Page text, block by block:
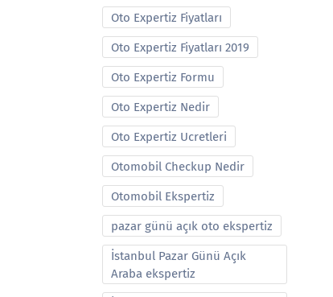
Oto Expertiz Fiyatları
Oto Expertiz Fiyatları 2019
Oto Expertiz Formu
Oto Expertiz Nedir
Oto Expertiz Ucretleri
Otomobil Checkup Nedir
Otomobil Ekspertiz
pazar günü açık oto ekspertiz
İstanbul Pazar Günü Açık
Araba ekspertiz